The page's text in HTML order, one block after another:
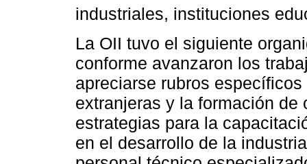
industriales, instituciones
La OII tuvo el siguiente
conforme avanzaron los
apreciarse rubros
extranjeras y la formación
estrategias para la
en el desarrollo de la